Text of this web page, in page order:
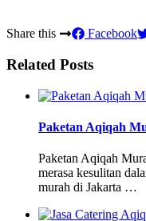
Share this Facebook
Related Posts
Paketan Aqiqah
Paketan Aqiqah
merasa kesulitan
murah di Jakarta …